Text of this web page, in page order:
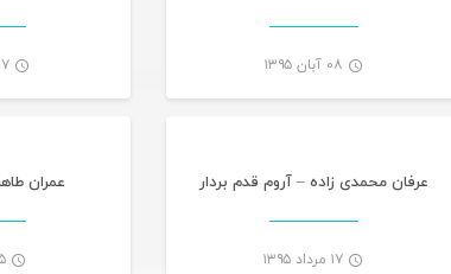
۰۸ آبان ۱۳۹۵ ۰۷
عرفان محمدی زاده – آروم قدم بردار
۱۷ مرداد ۱۳۹۵
عمران
۱۵